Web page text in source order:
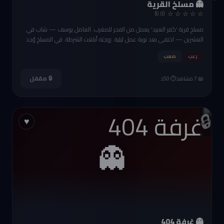
👻 مسلخ القرية
☆ ☆ ☆ ☆ ☆
(0.0)
مسلخ قرية 'كفر العبيد' يعمل من الفجر للمغرب. العامل يوسف — شاب في
العشرين — اختفى بعد نوبة عمل ليلية. زوجته أبلغت الشرطة. في المسلخ وُجد
كأن شخصاً نظّف مسرح الجريمة.
رعب صعب
📖 7 مشاهد ⏱️ 50د 🔒 مقفل
🔒
♥
👻